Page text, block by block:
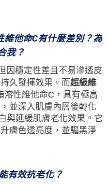
維他命C有什麼差別？為
我？
因穩定性差且不易滲透皮
久發揮效果。而超級維
溶性維他命C，具有極高
並深入肌膚內層後轉化
與延緩肌膚老化效果。它
膚色透亮度，並驅黑淨
有效抗老化？